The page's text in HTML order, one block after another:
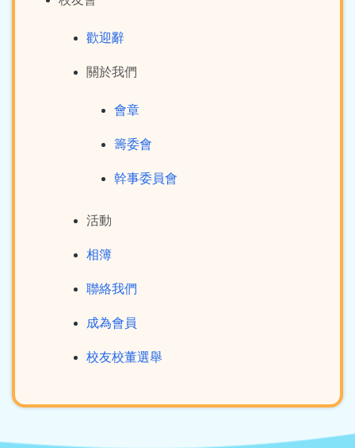
歡迎辭
關於我們
會章
籌委會
幹事委員會
活動
相簿
聯絡我們
成為會員
校友校董選舉